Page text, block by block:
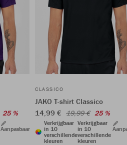
25 %
Aanpasbaar
CLASSICO
JAKO T-shirt Classico
14,99 € 19,99 € 25 %
Verkrijgbaar
in 10
verschillende
kleuren
Verkrijgbaar
in 10
verschillende
kleuren